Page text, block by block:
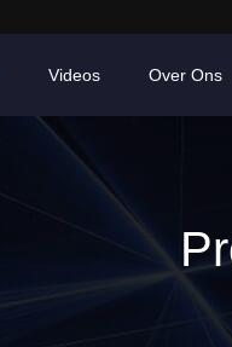
Videos Over Ons